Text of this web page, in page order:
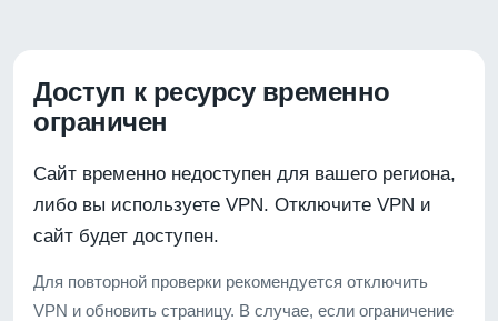
Доступ к ресурсу временно
ограничен
Сайт временно недоступен для вашего региона,
либо вы используете VPN. Отключите VPN и
сайт будет доступен.
Для повторной проверки рекомендуется отключить
VPN и обновить страницу. В случае, если ограничение